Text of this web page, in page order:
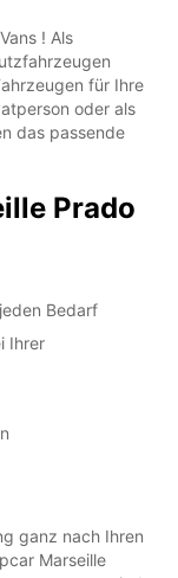
! Als
für Ihre
oder als
das passende
Prado
Bedarf
Ihrer
ganz nach Ihren
Marseille